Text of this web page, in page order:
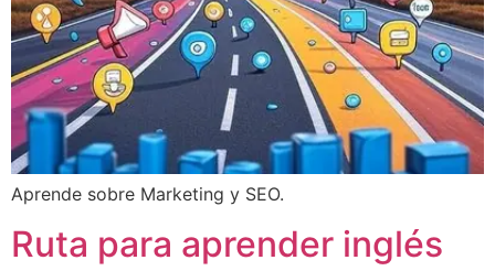
Aprende sobre Marketing y SEO.
Ruta para aprender inglés